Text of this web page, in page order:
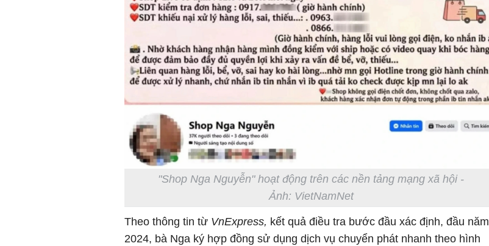
"Shop Nga Nguyễn" hoạt động trên các nền tảng mạng xã hội -
Ảnh: VietNamNet
Theo thông tin từ VnExpress, kết quả điều tra bước đầu xác định, đầu năm
2024, bà Nga ký hợp đồng sử dụng dịch vụ chuyển phát nhanh theo hình